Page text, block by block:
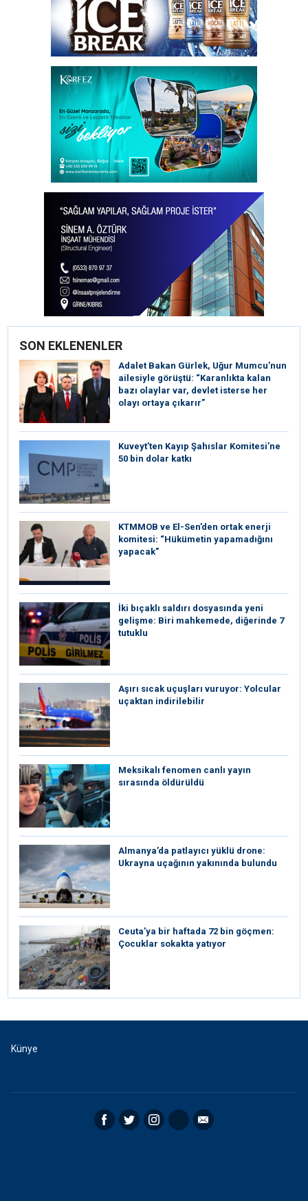
SON EKLENENLER
Adalet Bakan Gürlek, Uğur Mumcu’nun
ailesiyle görüştü: “Karanlıkta kalan
bazı olaylar var, devlet isterse her
olayı ortaya çıkarır”
Kuveyt’ten Kayıp Şahıslar Komitesi’ne
50 bin dolar katkı
KTMMOB ve El-Sen’den ortak enerji
komitesi: “Hükümetin yapamadığını
yapacak”
İki bıçaklı saldırı dosyasında yeni
gelişme: Biri mahkemede, diğerinde 7
tutuklu
Aşırı sıcak uçuşları vuruyor: Yolcular
uçaktan indirilebilir
Meksikalı fenomen canlı yayın
sırasında öldürüldü
Almanya’da patlayıcı yüklü drone:
Ukrayna uçağının yakınında bulundu
Ceuta’ya bir haftada 72 bin göçmen:
Çocuklar sokakta yatıyor
Künye
Facebook Twitter Instagram RSS